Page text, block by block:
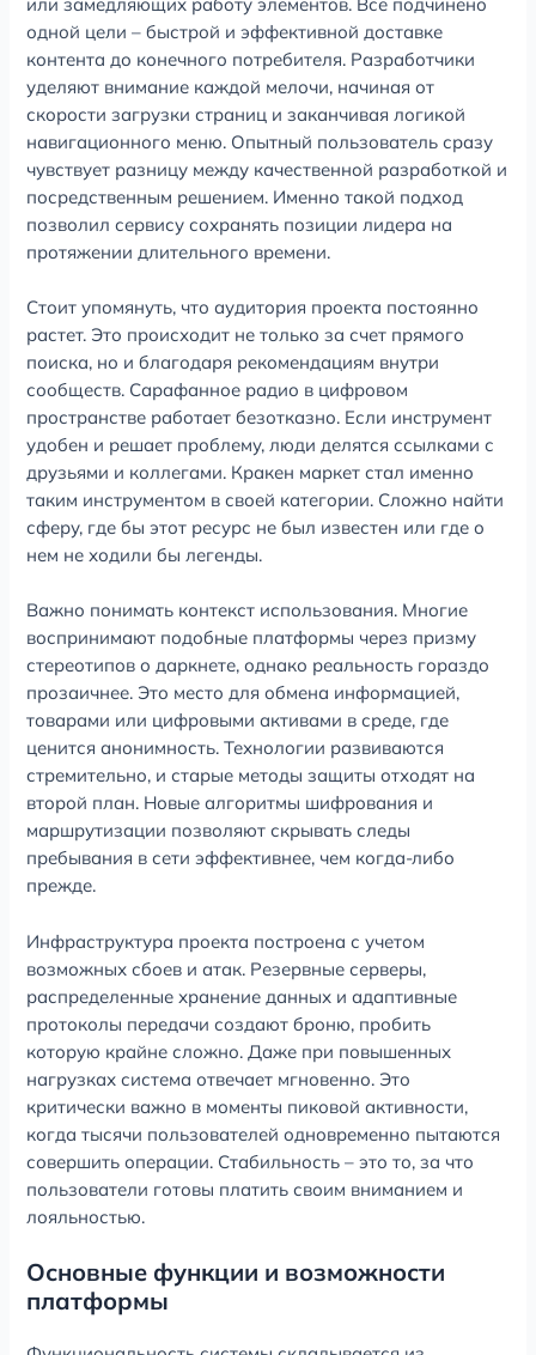
одной цели – быстрой и эффективной доставке
контента до конечного потребителя. Разработчики
уделяют внимание каждой мелочи, начиная от
скорости загрузки страниц и заканчивая логикой
навигационного меню. Опытный пользователь сразу
чувствует разницу между качественной разработкой и
посредственным решением. Именно такой подход
позволил сервису сохранять позиции лидера на
протяжении длительного времени.
Стоит упомянуть, что аудитория проекта постоянно
растет. Это происходит не только за счет прямого
поиска, но и благодаря рекомендациям внутри
сообществ. Сарафанное радио в цифровом
пространстве работает безотказно. Если инструмент
удобен и решает проблему, люди делятся ссылками с
друзьями и коллегами. Кракен маркет стал именно
таким инструментом в своей категории. Сложно найти
сферу, где бы этот ресурс не был известен или где о
нем не ходили бы легенды.
Важно понимать контекст использования. Многие
воспринимают подобные платформы через призму
стереотипов о даркнете, однако реальность гораздо
прозаичнее. Это место для обмена информацией,
товарами или цифровыми активами в среде, где
ценится анонимность. Технологии развиваются
стремительно, и старые методы защиты отходят на
второй план. Новые алгоритмы шифрования и
маршрутизации позволяют скрывать следы
пребывания в сети эффективнее, чем когда-либо
прежде.
Инфраструктура проекта построена с учетом
возможных сбоев и атак. Резервные серверы,
распределенные хранение данных и адаптивные
протоколы передачи создают броню, пробить
которую крайне сложно. Даже при повышенных
нагрузках система отвечает мгновенно. Это
критически важно в моменты пиковой активности,
когда тысячи пользователей одновременно пытаются
совершить операции. Стабильность – это то, за что
пользователи готовы платить своим вниманием и
лояльностью.
Основные функции и возможности
платформы